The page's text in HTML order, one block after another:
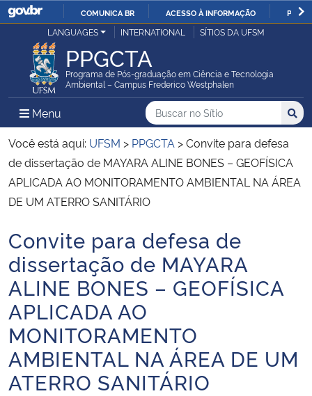
IR
O
CONTEÚDO
COMUNICA BR ACESSO À INFORMAÇÃO
Ministério da Justiça e Segurança Pública
Ministério da Defesa
Ministério das Relações Exteriores
Ministério da Economia
Ministério da Agricultura, Pecuária e Abastecimento
Ministério da Educação
Ministério da Cidadania
Ministério da Saúde
LANGUAGES INTERNATIONAL SÍTIOS DA UFSM
PPGCTA
Programa de Pós-graduação em Ciência e Tecnologia
Ambiental – Campus Frederico Westphalen
Menu Menu Principal do Sítio
Busca
Buscar no no Sítio
Busca:
Você está aqui: UFSM > PPGCTA >Convite para defesa
de dissertação de MAYARA ALINE BONES – GEOFÍSICA
APLICADA AO MONITORAMENTO AMBIENTAL NA ÁREA
DE UM ATERRO SANITÁRIO
Início do conteúdo
Convite para defesa de
dissertação de MAYARA
ALINE BONES – GEOFÍSICA
APLICADA AO
MONITORAMENTO
AMBIENTAL NA ÁREA DE UM
ATERRO SANITÁRIO